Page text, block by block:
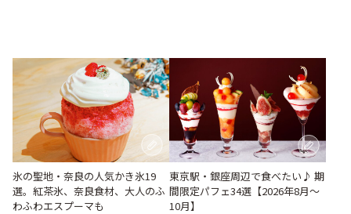
氷の聖地・奈良の人気かき氷19
選。紅茶氷、奈良食材、大人のふ
わふわエスプーマも
東京駅・銀座周辺で食べたい♪ 期
間限定パフェ34選【2026年8月～
10月】